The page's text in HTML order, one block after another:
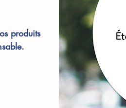
produits